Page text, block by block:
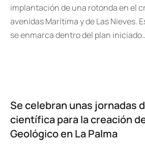
implantación de una rotonda en el
avenidas Marítima y de Las Nieves.
se enmarca dentro del plan
Se celebran unas jornadas
científica para la creación
Geológico en La Palma